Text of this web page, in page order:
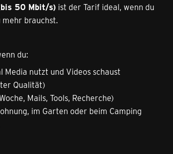
50 Mbit/s) ist der Tarif ideal, wenn du
brauchst.
du:
Media nutzt und Videos schaust
Qualität)
Mails, Tools, Recherche)
im Garten oder beim Camping